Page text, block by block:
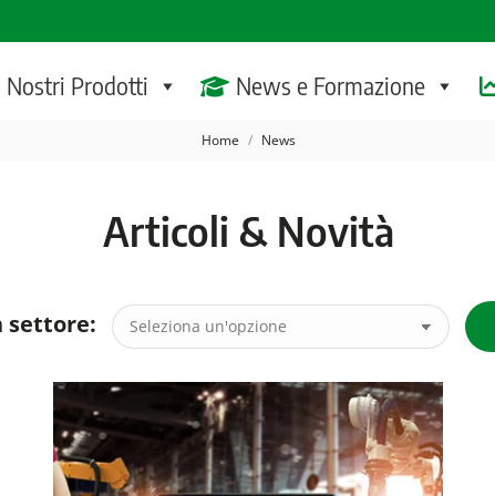
Nostri Prodotti News e Formazione
Tu sei qui:
Home News
Articoli & Novità
settore: